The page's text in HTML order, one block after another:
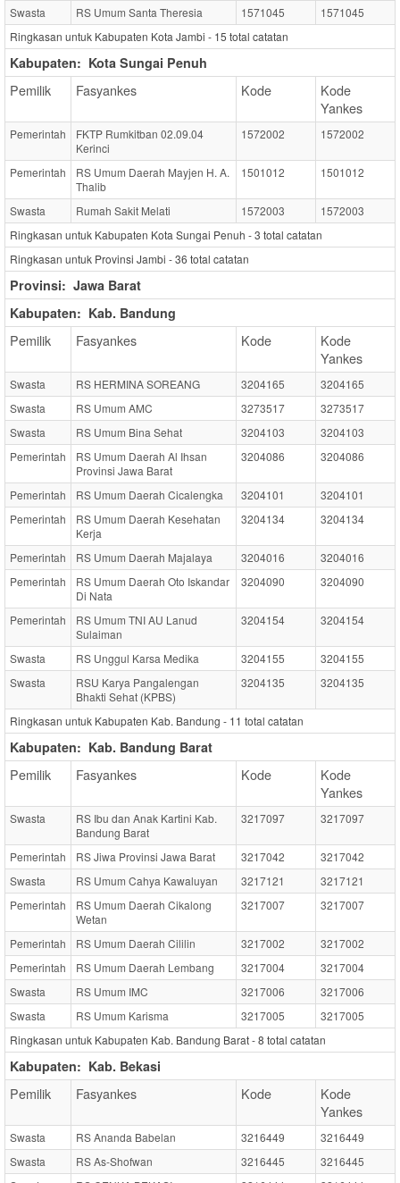
Swasta
RS Umum Santa Theresia 1571045
1571045
Ringkasan untuk Kabupaten Kota Jambi - 15 total catatan
Kabupaten: Kota Sungai Penuh
Pemilik Fasyankes Kode
Kode
Yankes
Pemerintah
FKTP Rumkitban 02.09.04
Kerinci
1572002 1572002
Pemerintah
RS Umum Daerah Mayjen H. A.
Thalib
1501012 1501012
Swasta Rumah Sakit Melati 1572003
1572003
Ringkasan untuk Kabupaten Kota Sungai Penuh -3 total catatan
Ringkasan untuk Provinsi Jambi -36 total catatan
Provinsi: Jawa Barat
Kabupaten: Kab. Bandung
Pemilik Fasyankes Kode
Kode
Yankes
Swasta RS HERMINA SOREANG 3204165
3204165
Swasta
RS Umum AMC 3273517
3273517
Swasta
RS Umum Bina Sehat 3204103
3204103
Pemerintah
RS Umum Daerah Al Ihsan
Provinsi Jawa Barat
3204086 3204086
Pemerintah RS Umum Daerah Cicalengka 3204101
3204101
Pemerintah
RS Umum Daerah Kesehatan
Kerja
3204134 3204134
Pemerintah RS Umum Daerah Majalaya 3204016
3204016
Pemerintah
RS Umum Daerah Oto Iskandar
Di Nata
3204090 3204090
Pemerintah
RS Umum TNI AU Lanud
Sulaiman
3204154 3204154
Swasta RS Unggul Karsa Medika 3204155
3204155
Swasta
RSU Karya Pangalengan
Bhakti Sehat (KPBS)
3204135 3204135
Ringkasan untuk Kabupaten Kab. Bandung - 11 total catatan
Kabupaten: Kab. Bandung Barat
Pemilik Fasyankes Kode
Kode
Yankes
Swasta
RS Ibu dan Anak Kartini Kab.
Bandung Barat
3217097 3217097
Pemerintah RS Jiwa Provinsi Jawa Barat 3217042
3217042
Swasta
RS Umum Cahya Kawaluyan 3217121
3217121
Pemerintah
RS Umum Daerah Cikalong
Wetan
3217007 3217007
Pemerintah RS Umum Daerah Cililin 3217002
3217002
Pemerintah
RS Umum Daerah Lembang 3217004
3217004
Swasta
RS Umum IMC 3217006
3217006
Swasta
RS Umum Karisma 3217005
3217005
Ringkasan untuk Kabupaten Kab. Bandung Barat -8 total catatan
Kabupaten: Kab. Bekasi
Pemilik Fasyankes Kode
Kode
Yankes
Swasta RS Ananda Babelan 3216449
3216449
Swasta
RS As-Shofwan 3216445
3216445